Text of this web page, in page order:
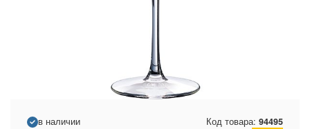
в наличии Код товара: 94495